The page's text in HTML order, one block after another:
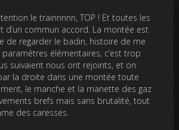
TOP ! Et toutes les
d’un commun accord. La montée est
de regarder le badin, histoire de me
élémentaires, c’est trop
suivaient nous ont rejoints, et on
la droite dans une montée toute
le manche et la manette des gaz
brefs mais sans brutalité, tout
des caresses.